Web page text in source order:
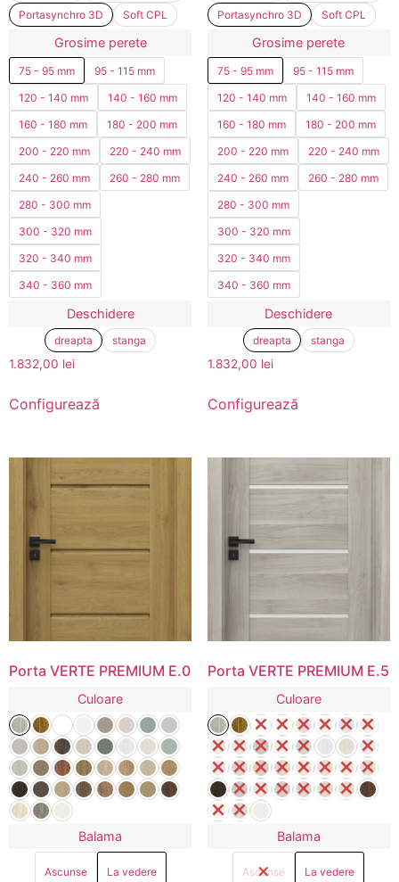
Portasynchro 3D
Soft CPL
Grosime perete
75 - 95 mm
95 - 115 mm
120 - 140 mm
140 - 160 mm
160 - 180 mm
180 - 200 mm
200 - 220 mm
220 - 240 mm
240 - 260 mm
260 - 280 mm
280 - 300 mm
300 - 320 mm
320 - 340 mm
340 - 360 mm
Deschidere
dreapta stanga
1.832,00 lei
Configurează
Portasynchro 3D
Soft CPL
Grosime perete
75 - 95 mm
95 - 115 mm
120 - 140 mm
140 - 160 mm
160 - 180 mm
180 - 200 mm
200 - 220 mm
220 - 240 mm
240 - 260 mm
260 - 280 mm
280 - 300 mm
300 - 320 mm
320 - 340 mm
340 - 360 mm
Deschidere
dreapta stanga
1.832,00 lei
Configurează
Porta VERTE PREMIUM E.0
Culoare
Balama
Ascunse La vedere
Porta VERTE PREMIUM E.5
Culoare
Balama
Ascunse La vedere